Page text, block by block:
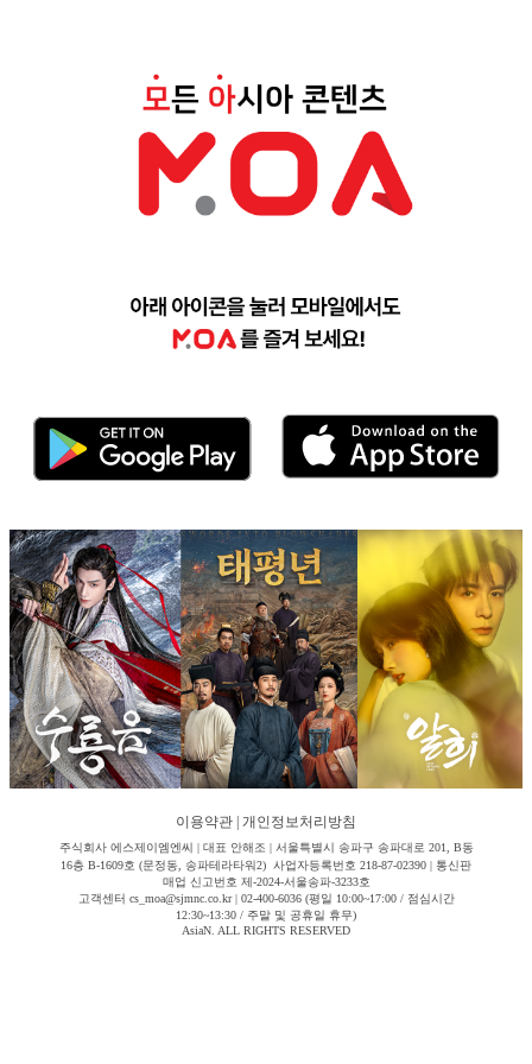
이용약관 개인정보처리방침
주식회사 에스제이엠엔씨 | 대표 안해조 | 서울특별시 송파구 송파대로 201, B동
16층 B-1609호 (문정동, 송파테라타워2) 사업자등록번호 218-87-02390 | 통신판
매업 신고번호 제-2024-서울송파-3233호
고객센터 cs_moa@sjmnc.co.kr | 02-400-6036 (평일 10:00~17:00 / 점심시간
12:30~13:30 / 주말 및 공휴일 휴무)
AsiaN. ALL RIGHTS RESERVED